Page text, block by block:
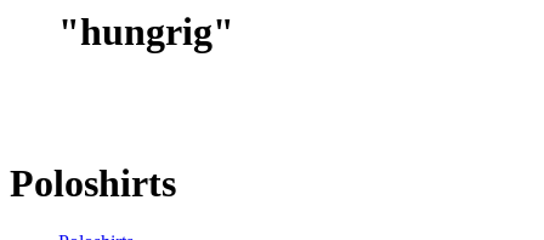
"hungrig"
Poloshirts